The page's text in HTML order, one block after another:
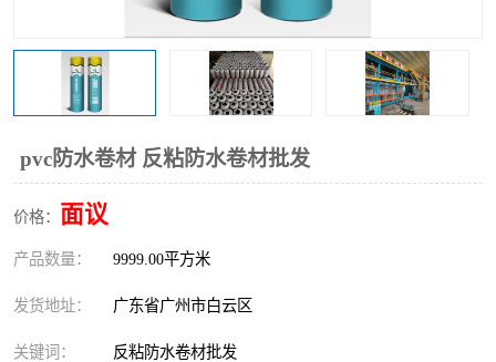
pvc防水卷材 反粘防水卷材批发
价格： 面议
产品数量： 9999.00平方米
发货地址： 广东省广州市白云区
关键词： 反粘防水卷材批发